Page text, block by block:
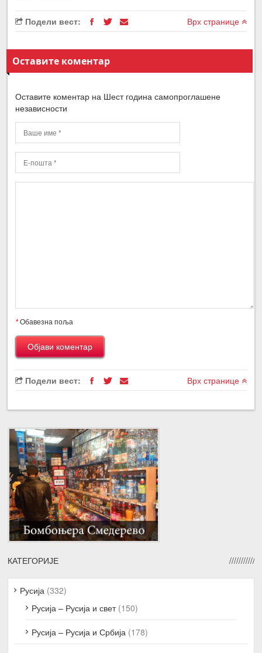
Подели вест: Врх странице
Оставите коментар
Оставите коментар на Шест година самопроглашене
независности
*Обавезна поља
Подели вест: Врх странице
КАТЕГОРИЈЕ
Русија (332)
Русија – Русија и свет(150)
Русија – Русија и Србија (178)